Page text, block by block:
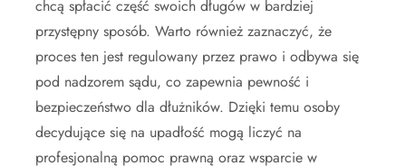
chcą spłacić część swoich długów w bardziej
przystępny sposób. Warto również zaznaczyć, że
proces ten jest regulowany przez prawo i odbywa się
pod nadzorem sądu, co zapewnia pewność i
bezpieczeństwo dla dłużników. Dzięki temu osoby
decydujące się na upadłość mogą liczyć na
profesjonalną pomoc prawną oraz wsparcie w